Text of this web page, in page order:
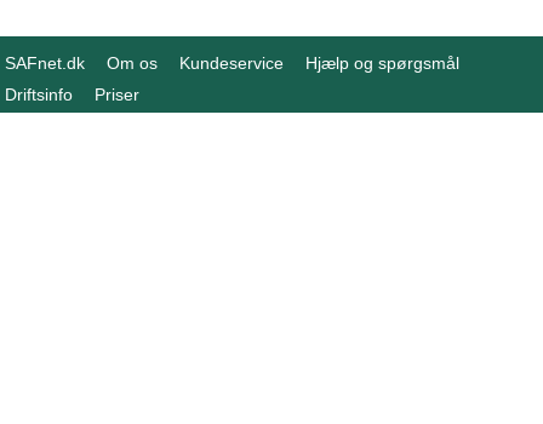
SAFnet.dk Om os Kundeservice
Hjælp og spørgsmål
Driftsinfo
Priser